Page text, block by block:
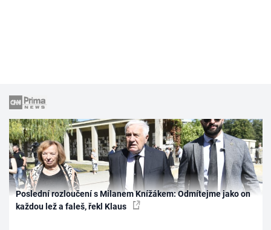
Poslední rozloučení s Milanem Knížákem: Odmítejme jako on
každou lež a faleš, řekl Klaus